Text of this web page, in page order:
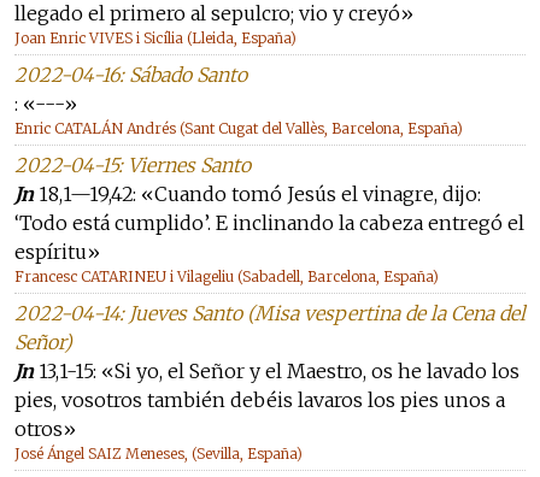
llegado el primero al sepulcro; vio y creyó»
Joan Enric VIVES i Sicília (Lleida, España)
2022-04-16: Sábado Santo
: «---»
Enric CATALÁN Andrés (Sant Cugat del Vallès, Barcelona, España)
2022-04-15: Viernes Santo
Jn18,1—19,42: «Cuando tomó Jesús el vinagre, dijo:
‘Todo está cumplido’. E inclinando la cabeza entregó el
espíritu»
Francesc CATARINEU i Vilageliu (Sabadell, Barcelona, España)
2022-04-14: Jueves Santo (Misa vespertina de la Cena del
Señor)
Jn13,1-15: «Si yo, el Señor y el Maestro, os he lavado los
pies, vosotros también debéis lavaros los pies unos a
otros»
José Ángel SAIZ Meneses, (Sevilla, España)